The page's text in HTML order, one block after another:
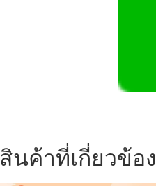
สินค้าที่เกี่ยวข้อง